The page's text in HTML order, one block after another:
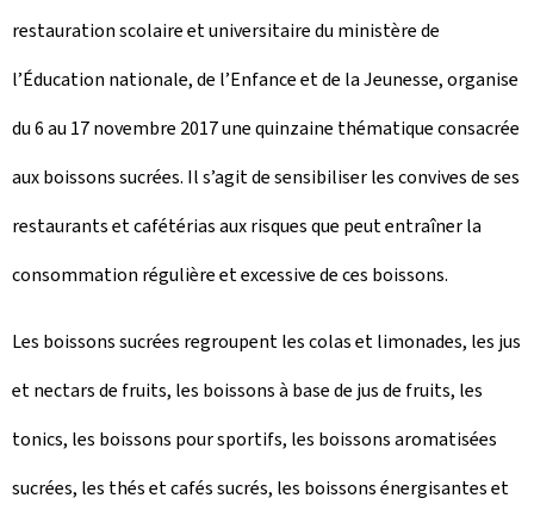
e
l
e
restauration scolaire et universitaire du ministère de
l’Éducation nationale, de l’Enfance et de la Jeunesse, organise
du 6 au 17 novembre 2017 une quinzaine thématique consacrée
aux boissons sucrées. Il s’agit de sensibiliser les convives de ses
restaurants et cafétérias aux risques que peut entraîner la
consommation régulière et excessive de ces boissons.
Les boissons sucrées regroupent les colas et limonades, les jus
et nectars de fruits, les boissons à base de jus de fruits, les
tonics, les boissons pour sportifs, les boissons aromatisées
sucrées, les thés et cafés sucrés, les boissons énergisantes et